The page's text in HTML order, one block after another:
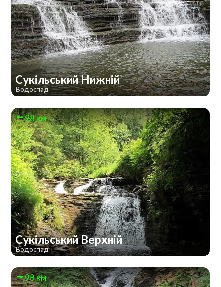
Сукільський Нижній
Водоспад
98 км
Сукільський Верхній
Водоспад
98 км